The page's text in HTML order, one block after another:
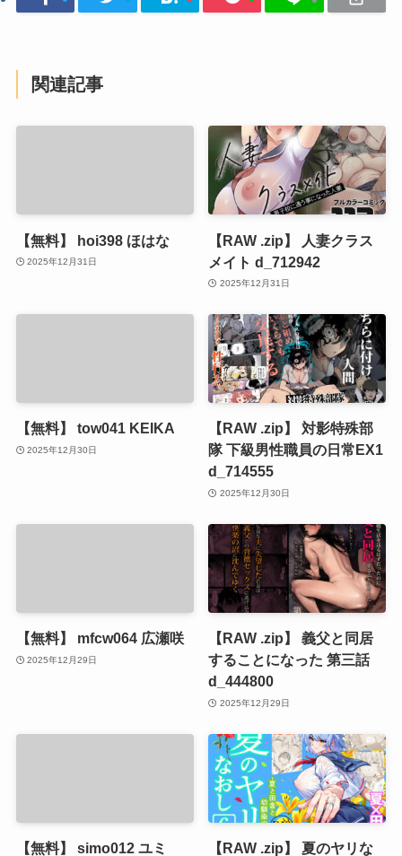
関連記事
【無料】 hoi398 ほはな
2025年12月31日
【RAW .zip】 人妻クラス
メイト d_712942
2025年12月31日
【無料】 tow041 KEIKA
2025年12月30日
【RAW .zip】 対影特殊部
隊 下級男性職員の日常EX1
d_714555
2025年12月30日
【無料】 mfcw064 広瀬咲
2025年12月29日
【RAW .zip】 義父と同居
することになった 第三話
d_444800
2025年12月29日
【無料】 simo012 ユミ 【RAW .zip】 夏のヤリな